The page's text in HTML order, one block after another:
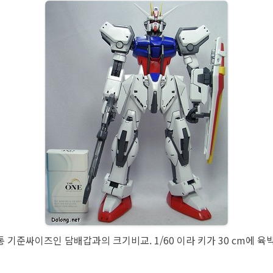
기준싸이즈인 담배갑과의 크기비교. 1/60 이라 키가 30 cm에 육